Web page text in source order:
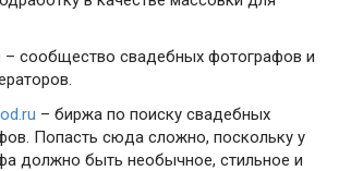
– сообщество свадебных фотографов и
– биржа по поиску свадебных
Попасть сюда сложно, поскольку у
должно быть необычное, стильное и